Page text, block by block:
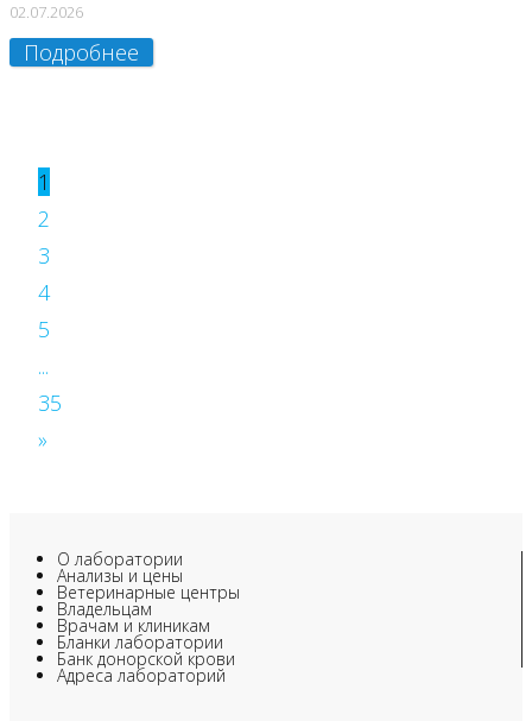
02.07.2026
Подробнее
1
2
3
4
5
...
35
»
О лаборатории
Анализы и цены
Ветеринарные центры
Владельцам
Врачам и клиникам
Бланки лаборатории
Банк донорской крови
Адреса лабораторий